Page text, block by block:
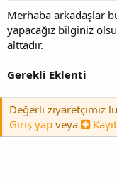
ş
l
a
n
t
a
h
i
Merhaba arkadaşlar
yapacağız bilginiz
alttadır.
Gerekli Eklenti
Değerli ziyaretçimiz
Giriş yap veya